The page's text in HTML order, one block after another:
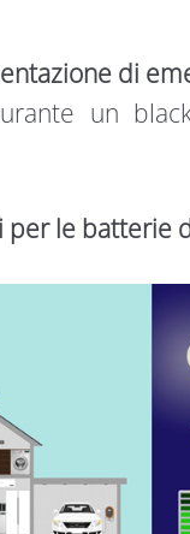
di
un
per le batterie